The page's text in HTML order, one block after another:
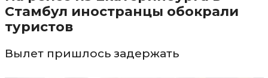
Стамбул иностранцы обокрали
туристов
Вылет пришлось задержать